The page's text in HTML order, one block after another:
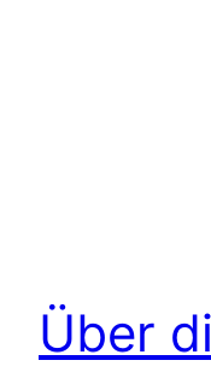
Über